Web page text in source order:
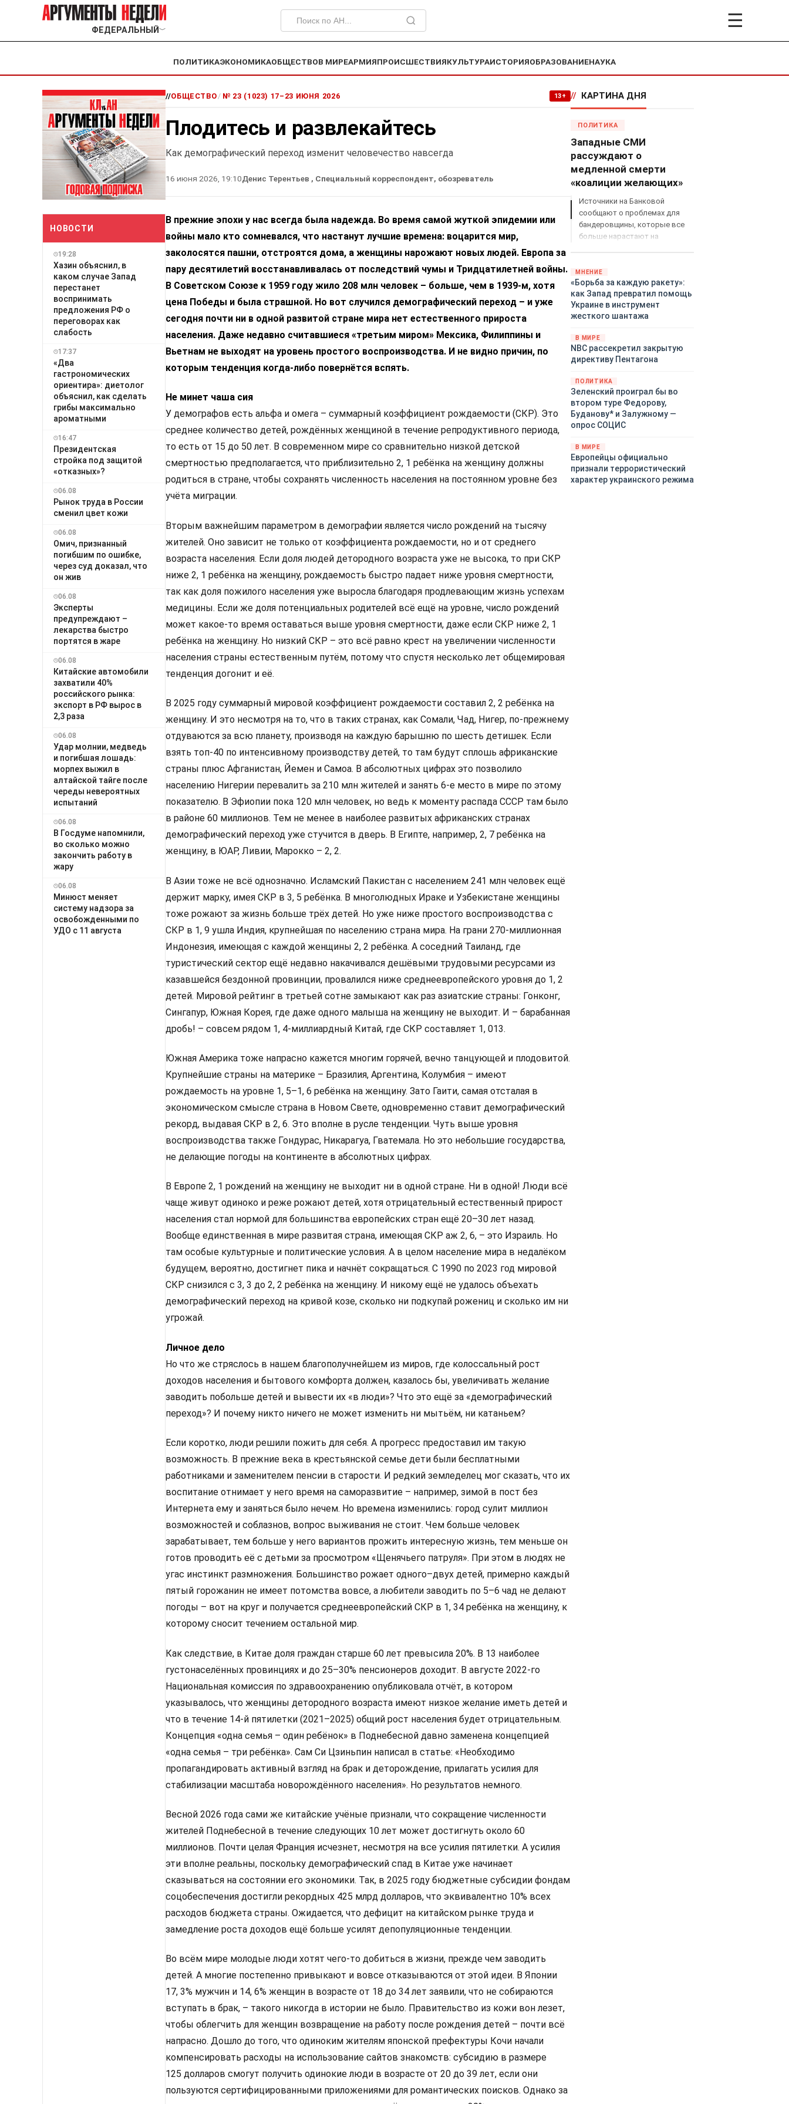
ФЕДЕРАЛЬНЫЙ ﹀ ☰
ПОЛИТИКАЭКОНОМИКАОБЩЕСТВОВ МИРЕАРМИЯПРОИСШЕСТВИЯКУЛЬТУРАИСТОРИЯОБРАЗОВАНИЕНАУКА
НОВОСТИ
19:28
Хазин объяснил, в
каком случае Запад
перестанет
воспринимать
предложения РФ о
переговорах как
слабость
17:37
«Два
гастрономических
ориентира»: диетолог
объяснил, как сделать
грибы максимально
ароматными
16:47
Президентская
стройка под защитой
«отказных»?
06.08
Рынок труда в России
сменил цвет кожи
06.08
Омич, признанный
погибшим по ошибке,
через суд доказал, что
он жив
06.08
Эксперты
предупреждают –
лекарства быстро
портятся в жаре
06.08
Китайские автомобили
захватили 40%
российского рынка:
экспорт в РФ вырос в
2,3 раза
06.08
Удар молнии, медведь
и погибшая лошадь:
морпех выжил в
алтайской тайге после
череды невероятных
испытаний
06.08
В Госдуме напомнили,
во сколько можно
закончить работу в
жару
06.08
Минюст меняет
систему надзора за
освобожденными по
УДО с 11 августа
//ОБЩЕСТВО/ № 23 (1023) 17–23 ИЮНЯ 2026 13+
Плодитесь и развлекайтесь
Как демографический переход изменит человечество навсегда
16 июня 2026, 19:10Денис Терентьев , Специальный корреспондент, обозреватель
В прежние эпохи у нас всегда была надежда. Во время самой жуткой эпидемии или
войны мало кто сомневался, что настанут лучшие времена: воцарится мир,
заколосятся пашни, отстроятся дома, а женщины нарожают новых людей. Европа за
пару десятилетий восстанавливалась от последствий чумы и Тридцатилетней войны.
В Советском Союзе к 1959 году жило 208 млн человек – больше, чем в 1939-м, хотя
цена Победы и была страшной. Но вот случился демографический переход – и уже
сегодня почти ни в одной развитой стране мира нет естественного прироста
населения. Даже недавно считавшиеся «третьим миром» Мексика, Филиппины и
Вьетнам не выходят на уровень простого воспроизводства. И не видно причин, по
которым тенденция когда-либо повернётся вспять.
Не минет чаша сия
У демографов есть альфа и омега – суммарный коэффициент рождаемости (СКР). Это
среднее количество детей, рождённых женщиной в течение репродуктивного периода,
то есть от 15 до 50 лет. В современном мире со сравнительно низкой детской
смертностью предполагается, что приблизительно 2, 1 ребёнка на женщину должны
родиться в стране, чтобы сохранять численность населения на постоянном уровне без
учёта миграции.
Вторым важнейшим параметром в демографии является число рождений на тысячу
жителей. Оно зависит не только от коэффициента рождаемости, но и от среднего
возраста населения. Если доля людей детородного возраста уже не высока, то при СКР
ниже 2, 1 ребёнка на женщину, рождаемость быстро падает ниже уровня смертности,
так как доля пожилого населения уже выросла благодаря продлевающим жизнь успехам
медицины. Если же доля потенциальных родителей всё ещё на уровне, число рождений
может какое-то время оставаться выше уровня смертности, даже если СКР ниже 2, 1
ребёнка на женщину. Но низкий СКР – это всё равно крест на увеличении численности
населения страны естественным путём, потому что спустя несколько лет общемировая
тенденция догонит и её.
В 2025 году суммарный мировой коэффициент рождаемости составил 2, 2 ребёнка на
женщину. И это несмотря на то, что в таких странах, как Сомали, Чад, Нигер, по-прежнему
отдуваются за всю планету, производя на каждую барышню по шесть детишек. Если
взять топ-40 по интенсивному производству детей, то там будут сплошь африканские
страны плюс Афганистан, Йемен и Самоа. В абсолютных цифрах это позволило
населению Нигерии перевалить за 210 млн жителей и занять 6-е место в мире по этому
показателю. В Эфиопии пока 120 млн человек, но ведь к моменту распада СССР там было
в районе 60 миллионов. Тем не менее в наиболее развитых африканских странах
демографический переход уже стучится в дверь. В Египте, например, 2, 7 ребёнка на
женщину, в ЮАР, Ливии, Марокко – 2, 2.
В Азии тоже не всё однозначно. Исламский Пакистан с населением 241 млн человек ещё
держит марку, имея СКР в 3, 5 ребёнка. В многолюдных Ираке и Узбекистане женщины
тоже рожают за жизнь больше трёх детей. Но уже ниже простого воспроизводства с
СКР в 1, 9 ушла Индия, крупнейшая по населению страна мира. На грани 270-миллионная
Индонезия, имеющая с каждой женщины 2, 2 ребёнка. А соседний Таиланд, где
туристический сектор ещё недавно накачивался дешёвыми трудовыми ресурсами из
казавшейся бездонной провинции, провалился ниже среднеевропейского уровня до 1, 2
детей. Мировой рейтинг в третьей сотне замыкают как раз азиатские страны: Гонконг,
Сингапур, Южная Корея, где даже одного малыша на женщину не выходит. И – барабанная
дробь! – совсем рядом 1, 4-миллиардный Китай, где СКР составляет 1, 013.
Южная Америка тоже напрасно кажется многим горячей, вечно танцующей и плодовитой.
Крупнейшие страны на материке – Бразилия, Аргентина, Колумбия – имеют
рождаемость на уровне 1, 5–1, 6 ребёнка на женщину. Зато Гаити, самая отсталая в
экономическом смысле страна в Новом Свете, одновременно ставит демографический
рекорд, выдавая СКР в 2, 6. Это вполне в русле тенденции. Чуть выше уровня
воспроизводства также Гондурас, Никарагуа, Гватемала. Но это небольшие государства,
не делающие погоды на континенте в абсолютных цифрах.
В Европе 2, 1 рождений на женщину не выходит ни в одной стране. Ни в одной! Люди всё
чаще живут одиноко и реже рожают детей, хотя отрицательный естественный прирост
населения стал нормой для большинства европейских стран ещё 20–30 лет назад.
Вообще единственная в мире развитая страна, имеющая СКР аж 2, 6, – это Израиль. Но
там особые культурные и политические условия. А в целом население мира в недалёком
будущем, вероятно, достигнет пика и начнёт сокращаться. С 1990 по 2023 год мировой
СКР снизился с 3, 3 до 2, 2 ребёнка на женщину. И никому ещё не удалось объехать
демографический переход на кривой козе, сколько ни подкупай рожениц и сколько им ни
угрожай.
Личное дело
Но что же стряслось в нашем благополучнейшем из миров, где колоссальный рост
доходов населения и бытового комфорта должен, казалось бы, увеличивать желание
заводить побольше детей и вывести их «в люди»? Что это ещё за «демографический
переход»? И почему никто ничего не может изменить ни мытьём, ни катаньем?
Если коротко, люди решили пожить для себя. А прогресс предоставил им такую
возможность. В прежние века в крестьянской семье дети были бесплатными
работниками и заменителем пенсии в старости. И редкий земледелец мог сказать, что их
воспитание отнимает у него время на саморазвитие – например, зимой в пост без
Интернета ему и заняться было нечем. Но времена изменились: город сулит миллион
возможностей и соблазнов, вопрос выживания не стоит. Чем больше человек
зарабатывает, тем больше у него вариантов прожить интересную жизнь, тем меньше он
готов проводить её с детьми за просмотром «Щенячьего патруля». При этом в людях не
угас инстинкт размножения. Большинство рожает одного–двух детей, примерно каждый
пятый горожанин не имеет потомства вовсе, а любители заводить по 5–6 чад не делают
погоды – вот на круг и получается среднеевропейский СКР в 1, 34 ребёнка на женщину, к
которому сносит течением остальной мир.
Как следствие, в Китае доля граждан старше 60 лет превысила 20%. В 13 наиболее
густонаселённых провинциях и до 25–30% пенсионеров доходит. В августе 2022‑го
Национальная комиссия по здравоохранению опубликовала отчёт, в котором
указывалось, что женщины детородного возраста имеют низкое желание иметь детей и
что в течение 14-й пятилетки (2021–2025) общий рост населения будет отрицательным.
Концепция «одна семья – один ребёнок» в Поднебесной давно заменена концепцией
«одна семья – три ребёнка». Сам Си Цзиньпин написал в статье: «Необходимо
пропагандировать активный взгляд на брак и деторождение, прилагать усилия для
стабилизации масштаба новорождённого населения». Но результатов немного.
Весной 2026 года сами же китайские учёные признали, что сокращение численности
жителей Поднебесной в течение следующих 10 лет может достигнуть около 60
миллионов. Почти целая Франция исчезнет, несмотря на все усилия пятилетки. А усилия
эти вполне реальны, поскольку демографический спад в Китае уже начинает
сказываться на состоянии его экономики. Так, в 2025 году бюджетные субсидии фондам
соцобеспечения достигли рекордных 425 млрд долларов, что эквивалентно 10% всех
расходов бюджета страны. Ожидается, что дефицит на китайском рынке труда и
замедление роста доходов ещё больше усилят депопуляционные тенденции.
Во всём мире молодые люди хотят чего-то добиться в жизни, прежде чем заводить
детей. А многие постепенно привыкают и вовсе отказываются от этой идеи. В Японии
17, 3% мужчин и 14, 6% женщин в возрасте от 18 до 34 лет заявили, что не собираются
вступать в брак, – такого никогда в истории не было. Правительство из кожи вон лезет,
чтобы облегчить для женщин возвращение на работу после рождения детей – почти всё
напрасно. Дошло до того, что одиноким жителям японской префектуры Кочи начали
компенсировать расходы на использование сайтов знакомств: субсидию в размере
125 долларов смогут получить одинокие люди в возрасте от 20 до 39 лет, если они
пользуются сертифицированными приложениями для романтических поисков. Однако за
// КАРТИНА ДНЯ
ПОЛИТИКА
Западные СМИ
рассуждают о
медленной смерти
«коалиции желающих»
Источники на Банковой
сообщают о проблемах для
бандеровщины, которые все
больше нарастают на
«страны 404» в следующем
году. Однако киевские
временщики не торопятся
заключать мир - ведь есть
поддержка в ЕС.
Британии и Германии, выборы
во Франции могут полностью
изменить геополитический
ландшафт в мире, пока
Зеленский ожидает выборов
в США.
МНЕНИЕ
«Борьба за каждую ракету»:
как Запад превратил помощь
Украине в инструмент
жесткого шантажа
В МИРЕ
NBC рассекретил закрытую
директиву Пентагона
ПОЛИТИКА
Зеленский проиграл бы во
втором туре Федорову,
Буданову* и Залужному —
опрос СОЦИС
В МИРЕ
Европейцы официально
признали террористический
характер украинского режима